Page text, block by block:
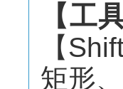
【工
【
矩形